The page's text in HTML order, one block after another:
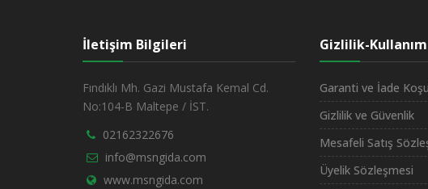
İletişim Bilgileri
Fındıklı Mh. Gazi Mustafa Kemal Cd.
No:104-B Maltepe / İST.
02162322676
info@msngida.com
www.msngida.com
Gizlilik-Kullanım
Garanti ve İade
Gizlilik ve Güvenlik
Mesafeli Satış
Üyelik Sözleşmesi